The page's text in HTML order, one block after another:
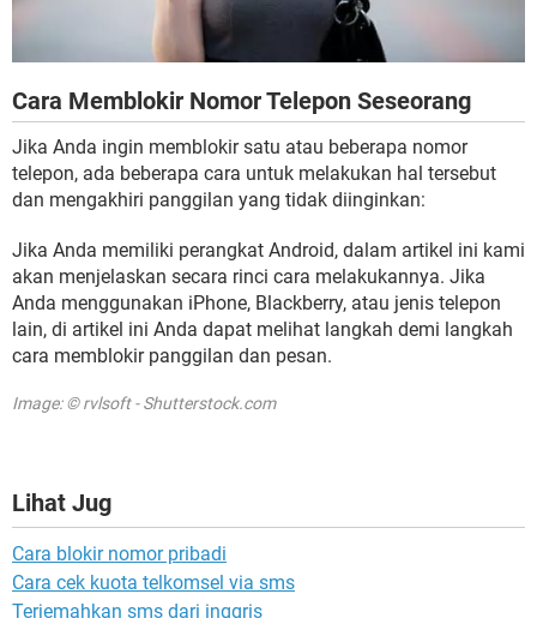
Cara Memblokir Nomor Telepon Seseorang
Jika Anda ingin memblokir satu atau beberapa nomor
telepon, ada beberapa cara untuk melakukan hal tersebut
dan mengakhiri panggilan yang tidak diinginkan:
Jika Anda memiliki perangkat Android, dalam artikel ini kami
akan menjelaskan secara rinci cara melakukannya. Jika
Anda menggunakan iPhone, Blackberry, atau jenis telepon
lain, di artikel ini Anda dapat melihat langkah demi langkah
cara memblokir panggilan dan pesan.
Image: © rvlsoft - Shutterstock.com
Lihat Jug
Cara blokir nomor pribadi
Cara cek kuota telkomsel via sms
Terjemahkan sms dari inggris